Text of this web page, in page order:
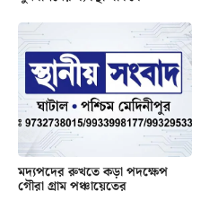
মদ্যপদের রুখতে কড়া পদক্ষেপ
গৌরা গ্রাম পঞ্চায়েতের